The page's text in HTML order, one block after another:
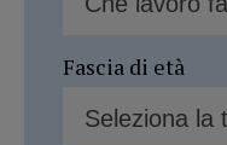
Fascia di età